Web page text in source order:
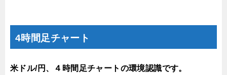
4時間足チャート
米ドル/円、４時間足チャートの環境認識です。